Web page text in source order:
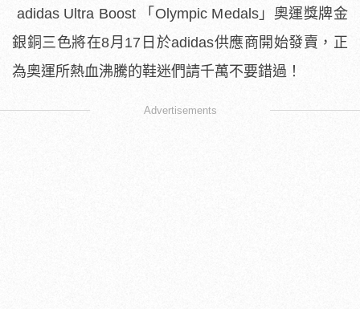
adidas Ultra Boost 「Olympic Medals」奧運獎牌金
銀銅三色將在8月17日於adidas供應商開始發賣，正
為奧運所熱血沸騰的鞋迷們請千萬不要錯過！
Advertisements